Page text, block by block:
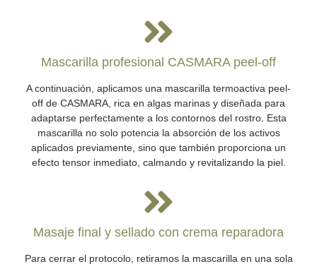
Mascarilla profesional CASMARA peel-off
A continuación, aplicamos una mascarilla termoactiva peel-
off de CASMARA, rica en algas marinas y diseñada para
adaptarse perfectamente a los contornos del rostro. Esta
mascarilla no solo potencia la absorción de los activos
aplicados previamente, sino que también proporciona un
efecto tensor inmediato, calmando y revitalizando la piel.
Masaje final y sellado con crema reparadora
Para cerrar el protocolo, retiramos la mascarilla en una sola